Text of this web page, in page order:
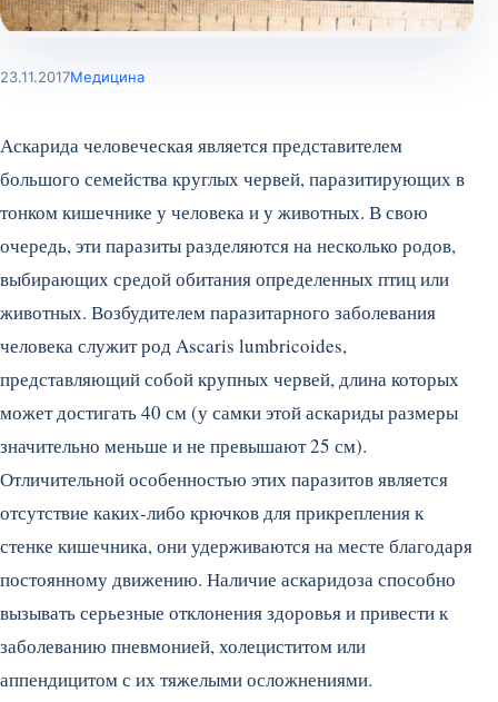
23.11.2017Медицина
Аскарида человеческая является представителем
большого семейства круглых червей, паразитирующих в
тонком кишечнике у человека и у животных. В свою
очередь, эти паразиты разделяются на несколько родов,
выбирающих средой обитания определенных птиц или
животных. Возбудителем паразитарного заболевания
человека служит род Ascaris lumbricoides,
представляющий собой крупных червей, длина которых
может достигать 40 см (у самки этой аскариды размеры
значительно меньше и не превышают 25 см).
Отличительной особенностью этих паразитов является
отсутствие каких-либо крючков для прикрепления к
стенке кишечника, они удерживаются на месте благодаря
постоянному движению. Наличие аскаридоза способно
вызывать серьезные отклонения здоровья и привести к
заболеванию пневмонией, холециститом или
аппендицитом с их тяжелыми осложнениями.